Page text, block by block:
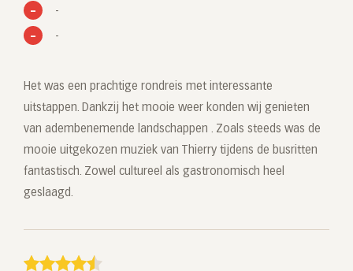
-
-
Het was een prachtige rondreis met interessante
uitstappen. Dankzij het mooie weer konden wij genieten
van adembenemende landschappen . Zoals steeds was de
mooie uitgekozen muziek van Thierry tijdens de busritten
fantastisch. Zowel cultureel als gastronomisch heel
geslaagd.